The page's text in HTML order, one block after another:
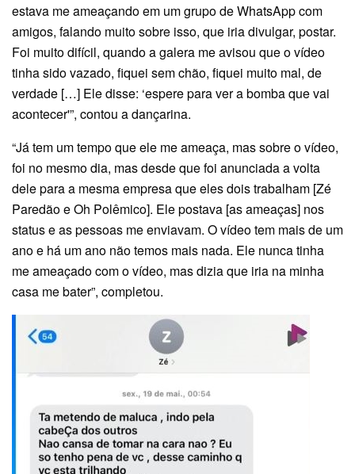
estava me ameaçando em um grupo de WhatsApp com
amigos, falando muito sobre isso, que iria divulgar, postar.
Foi muito difícil, quando a galera me avisou que o vídeo
tinha sido vazado, fiquei sem chão, fiquei muito mal, de
verdade […] Ele disse: ‘espere para ver a bomba que vai
acontecer'”, contou a dançarina.
“Já tem um tempo que ele me ameaça, mas sobre o vídeo,
foi no mesmo dia, mas desde que foi anunciada a volta
dele para a mesma empresa que eles dois trabalham [Zé
Paredão e Oh Polêmico]. Ele postava [as ameaças] nos
status e as pessoas me enviavam. O vídeo tem mais de um
ano e há um ano não temos mais nada. Ele nunca tinha
me ameaçado com o vídeo, mas dizia que iria na minha
casa me bater”, completou.